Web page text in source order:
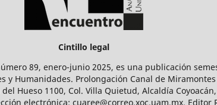
Cintillo legal
89, enero-junio 2025, es una publicación
Humanidades. Prolongación Canal de Miramontes
Hueso 1100, Col. Villa Quietud, Alcaldía
electrónica: cuaree@correo.xoc.uam.mx. Editor